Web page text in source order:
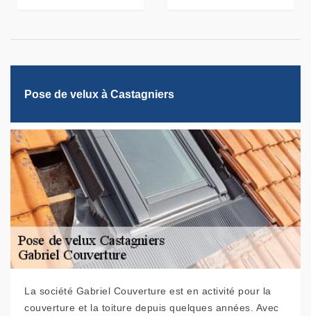
Pose de velux à Castagniers
La société Gabriel Couverture est en activité pour la
couverture et la toiture depuis quelques années. Avec